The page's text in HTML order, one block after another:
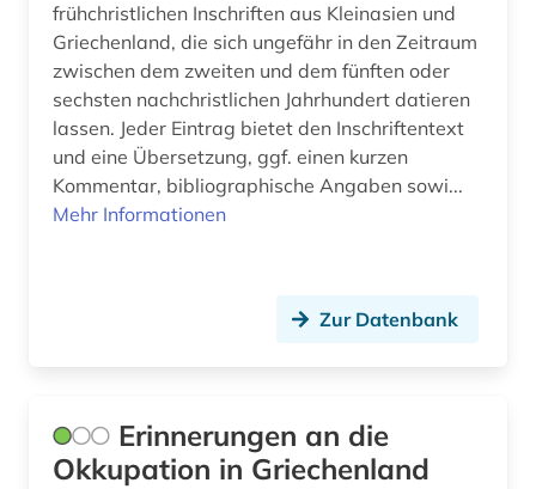
frühchristlichen Inschriften aus Kleinasien und
Griechenland, die sich ungefähr in den Zeitraum
zwischen dem zweiten und dem fünften oder
sechsten nachchristlichen Jahrhundert datieren
lassen. Jeder Eintrag bietet den Inschriftentext
und eine Übersetzung, ggf. einen kurzen
Kommentar, bibliographische Angaben sowi...
Mehr Informationen
Zur Datenbank
Erinnerungen an die
Okkupation in Griechenland